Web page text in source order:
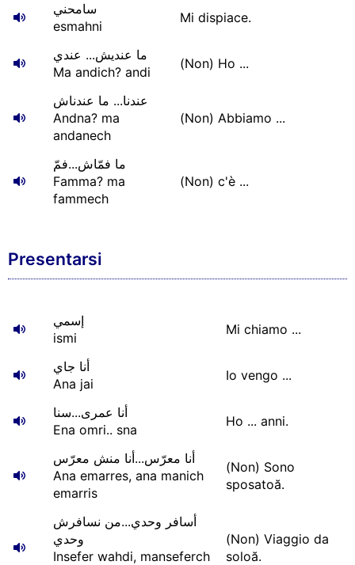
سامحني
esmahni
Mi dispiace.
ما عنديش... عندي
Ma andich? andi
(Non) Ho ...
عندنا... ما عندناش
Andna? ma
andanech
(Non) Abbiamo ...
ما فمّاش...فمّ
Famma? ma
fammech
(Non) c'è ...
Presentarsi
إسمي
ismi
Mi chiamo ...
أنا جاي
Ana jai
Io vengo ...
أنا عمرى...سنا
Ena omri.. sna
Ho ... anni.
أنا معرّس...أنا منش معرّس
Ana emarres, ana manich
emarris
(Non) Sono
sposatoă.
أسافر وحدي...من نسافرش
وحدي
Insefer wahdi, manseferch
(Non) Viaggio da
soloă.